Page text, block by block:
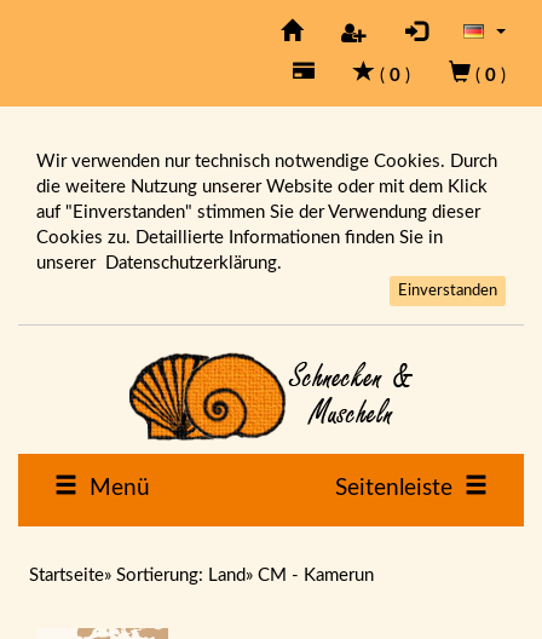
( 0 ) ( 0 )
Wir verwenden nur technisch notwendige Cookies. Durch
die weitere Nutzung unserer Website oder mit dem Klick
auf "Einverstanden" stimmen Sie der Verwendung dieser
Cookies zu. Detaillierte Informationen finden Sie in
unserer Datenschutzerklärung.
Einverstanden
Menü Seitenleiste
Startseite» Sortierung: Land» CM - Kamerun